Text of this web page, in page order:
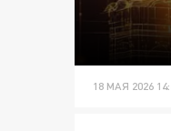
18 МАЯ 2026